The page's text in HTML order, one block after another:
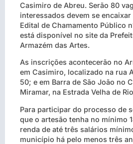
Casimiro de Abreu. Serão 80
interessados devem se
Edital de Chamamento Público
está disponível no site da
Armazém das Artes.
As inscrições acontecerão no
em Casimiro, localizado na rua
50; e em Barra de São João no
Miramar, na Estrada Velha de
Para participar do processo de
que o artesão tenha no mínimo
renda de até três salários
município há pelo menos três